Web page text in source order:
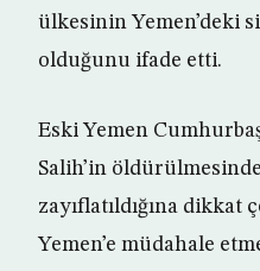
ülkesinin Yemen’deki
olduğunu ifade etti.
Eski Yemen
Salih’in
zayıflatıldığına dikkat
Yemen’e müdahale